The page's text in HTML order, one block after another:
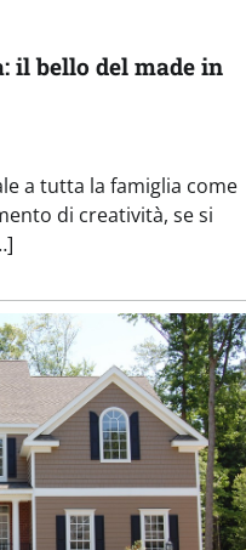
il bello del made in
a tutta la famiglia come
di creatività, se si